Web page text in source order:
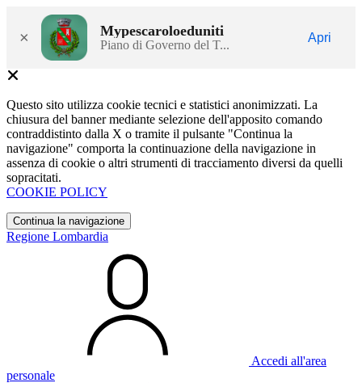
× Mypescaroloeduniti
Piano di Governo del T...
Apri
Questo sito utilizza cookie tecnici e statistici anonimizzati. La
chiusura del banner mediante selezione dell'apposito comando
contraddistinto dalla X o tramite il pulsante "Continua la
navigazione" comporta la continuazione della navigazione in
assenza di cookie o altri strumenti di tracciamento diversi da quelli
sopracitati.
COOKIE POLICY
Continua la navigazione
Regione Lombardia
Accedi all'area
personale